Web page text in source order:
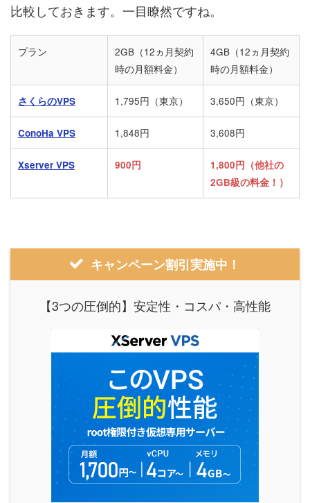
比較しておきます。一目瞭然ですね。
プラン
2GB（12ヵ月契約
時の月額料金）
4GB（12ヵ月契約
時の月額料金）
さくらのVPS 1,795円（東京） 3,650円（東京）
ConoHa VPS 1,848円 3,608円
Xserver VPS 900円
1,800円（他社の
2GB級の料金！）
キャンペーン割引実施中！
【3つの圧倒的】安定性・コスパ・高性能